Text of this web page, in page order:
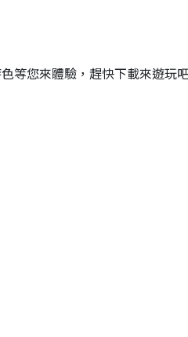
等您來體驗，趕快下載來遊玩吧